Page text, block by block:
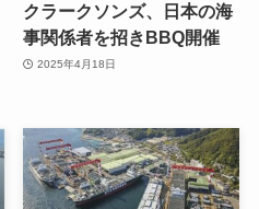
クラークソンズ、日本の海
事関係者を招きBBQ開催
2025年4月18日